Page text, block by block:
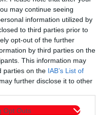
may continue seeing
information utilized by
to third parties prior to
opt-out of the further
by third parties on the
This information may
parties on the IAB’s List of
further disclose it to other
Opt Outs